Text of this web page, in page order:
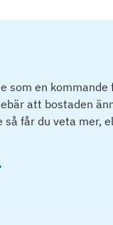
som en
att bostaden
får du veta mer,